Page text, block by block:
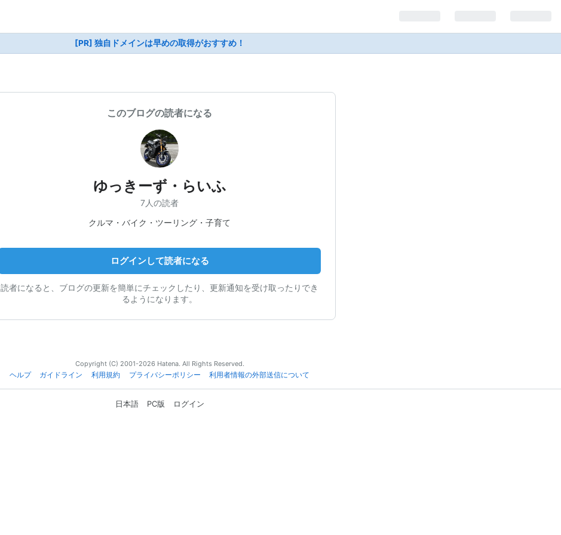
[PR] 独自ドメインは早めの取得がおすすめ！
このブログの読者になる
ゆっきーず・らいふ
7人の読者
クルマ・バイク・ツーリング・子育て
ログインして読者になる
読者になると、ブログの更新を簡単にチェックしたり、更新通知を受け取ったりでき
るようになります。
Copyright (C) 2001-2026 Hatena. All Rights Reserved.
ヘルプ
ガイドライン 利用規約 プライバシーポリシー 利用者情報の外部送信について
日本語 PC版 ログイン